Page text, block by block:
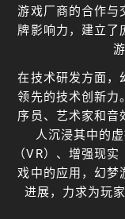
游戏厂商的合作与
牌影响力，建立了
在技术研发方面，
领先的技术创新力
序员、艺术家和音
人沉浸其中的
（VR）、增强现
戏中的应用，幻梦
进展，力求为玩